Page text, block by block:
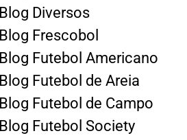
Blog Diversos
Blog Frescobol
Blog Futebol Americano
Blog Futebol de Areia
Blog Futebol de Campo
Blog Futebol Society